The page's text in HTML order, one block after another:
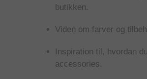
butikken.
Viden om farver og
Inspiration til, hvordan
accessories.